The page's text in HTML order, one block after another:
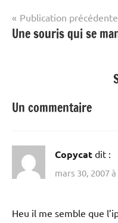
Navigation
de
Publication précédente
Une souris qui se
Un commentaire
Copycat dit :
mars 30, 2007
Heu il me semble que